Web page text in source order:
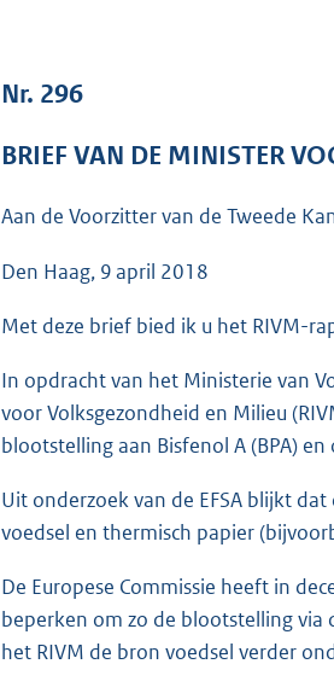
Nr. 296
BRIEF VAN DE MINISTER
Aan de Voorzitter van de Tweede
Den Haag, 9 april 2018
Met deze brief bied ik u het RIVM-
In opdracht van het Ministerie van
voor Volksgezondheid en Milieu
blootstelling aan Bisfenol A (BPA)
Uit onderzoek van de EFSA blijkt
voedsel en thermisch papier
De Europese Commissie heeft in
beperken om zo de blootstelling
het RIVM de bron voedsel verder